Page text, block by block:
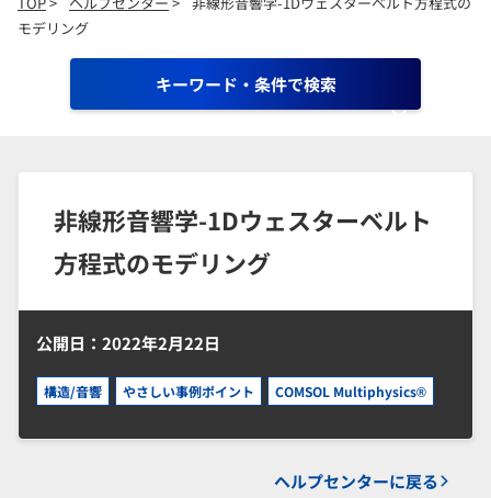
モデリング
キーワード・条件で検索
非線形音響学-1Dウェスターベルト
方程式のモデリング
公開日：2022年2月22日
構造/音響 やさしい事例ポイント COMSOL Multiphysics®
ヘルプセンターに戻る